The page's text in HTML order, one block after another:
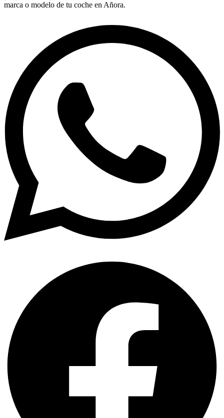
marca o modelo de tu coche en Añora.